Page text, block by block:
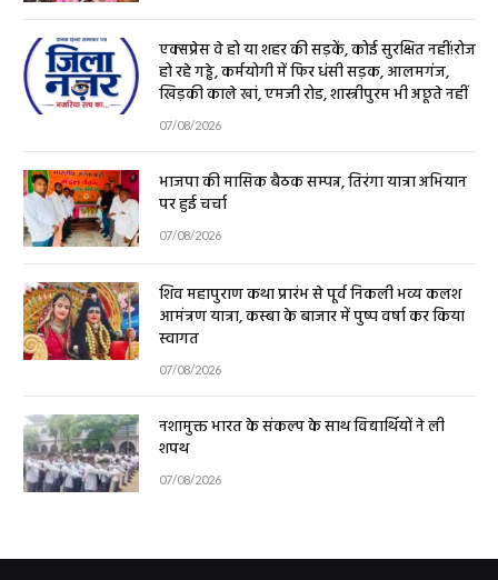
एक्सप्रेस वे हो या शहर की सड़कें, कोई सुरक्षित नहीं!रोज
हो रहे गड्ढे, कर्मयोगी में फिर धंसी सड़क, आलमगंज,
खिड़की काले खां, एमजी रोड, शास्त्रीपुरम भी अछूते नहीं
07/08/2026
भाजपा की मासिक बैठक सम्पन्न, तिरंगा यात्रा अभियान
पर हुई चर्चा
07/08/2026
शिव महापुराण कथा प्रारंभ से पूर्व निकली भव्य कलश
आमंत्रण यात्रा, कस्बा के बाजार में पुष्प वर्षा कर किया
स्वागत
07/08/2026
नशामुक्त भारत के संकल्प के साथ विद्यार्थियों ने ली
शपथ
07/08/2026